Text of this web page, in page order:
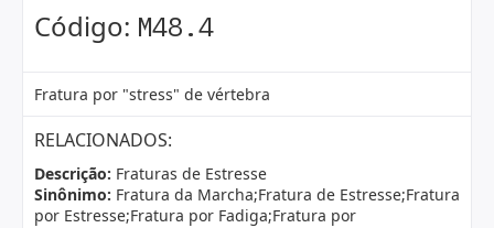
Código: M48.4
Fratura por "stress" de vértebra
RELACIONADOS:
Descrição: Fraturas de Estresse
Sinônimo: Fratura da Marcha;Fratura de Estresse;Fratura
por Estresse;Fratura por Fadiga;Fratura por